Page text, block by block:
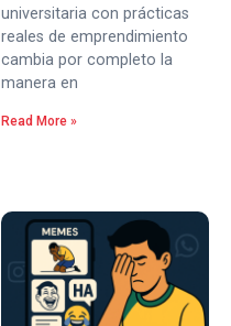
universitaria con prácticas
reales de emprendimiento
cambia por completo la
manera en
Read More »